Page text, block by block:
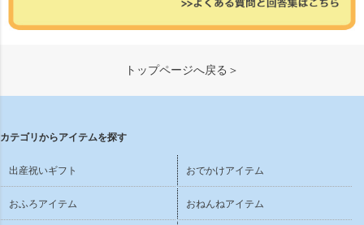
トップページへ戻る＞
カテゴリからアイテムを探す
出産祝いギフト おでかけアイテム
おふろアイテム おねんねアイテム